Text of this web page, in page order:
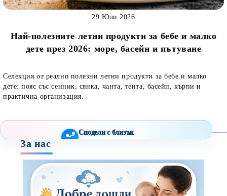
Сподели с близък
Facebook Viber
WhatsApp Копирай линк
Най-полезните летни продукти за бебе и малко
дете през 2026: море, басейн и пътуване
29 Юли 2026
Селекция от реално полезни летни продукти за бебе и малко
дете: пояс със сенник, сянка, чанта, тента, басейн, кърпи и
практична организация.
За нас